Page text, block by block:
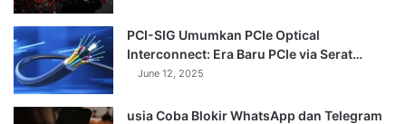
PCI-SIG Umumkan PCIe Optical
Interconnect: Era Baru PCIe via Serat…
June 12, 2025
usia Coba Blokir WhatsApp dan Telegram